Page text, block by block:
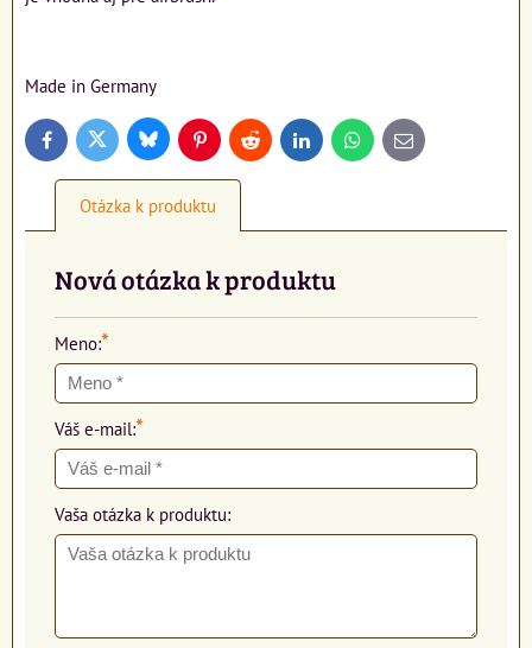
Made in Germany
FacebookTwitter BlueskyPinterestReddit LinkedInWhatsApp
E-
mail
Otázka k produktu
Nová otázka k produktu
Meno:*
Váš e-mail:*
Vaša otázka k produktu: